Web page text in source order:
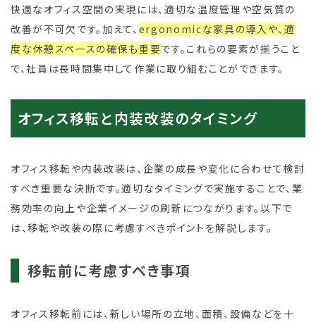
快適なオフィス空間の実現には、適切な温度管理や空気質の
改善が不可欠です。加えて、 ergonomicな家具の導入や、適
度な休憩スペースの確保も重要です。これらの要素が揃うこと
で、社員は長時間集中して作業に取り組むことができます。
オフィス移転と内装改装のタイミング
オフィス移転や内装改装は、企業の成長や変化に合わせて検討
すべき重要な決断です。適切なタイミングで実施することで、業
務効率の向上や企業イメージの刷新につながります。以下で
は、移転や改装の際に考慮すべきポイントを解説します。
移転前に考慮すべき事項
オフィス移転前には、新しい場所の立地、面積、設備などを十